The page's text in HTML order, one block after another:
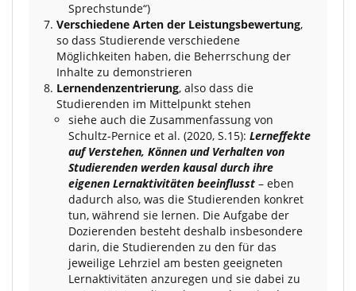
Sprechstunde“)
Verschiedene Arten der Leistungsbewertung,
so dass Studierende verschiedene
Möglichkeiten haben, die Beherrschung der
Inhalte zu demonstrieren
Lernendenzentrierung, also dass die
Studierenden im Mittelpunkt stehen
siehe auch die Zusammenfassung von
Schultz-Pernice et al. (2020, S.15): Lerneffekte
auf Verstehen, Können und Verhalten von
Studierenden werden kausal durch ihre
eigenen Lernaktivitäten beeinflusst – eben
dadurch also, was die Studierenden konkret
tun, während sie lernen. Die Aufgabe der
Dozierenden besteht deshalb insbesondere
darin, die Studierenden zu den für das
jeweilige Lehrziel am besten geeigneten
Lernaktivitäten anzuregen und sie dabei zu